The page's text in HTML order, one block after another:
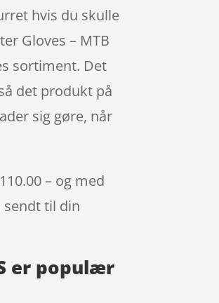
hvis du skulle
Gloves – MTB
sortiment. Det
det produkt på
sig gøre, når
– og med
sendt til din
er populær